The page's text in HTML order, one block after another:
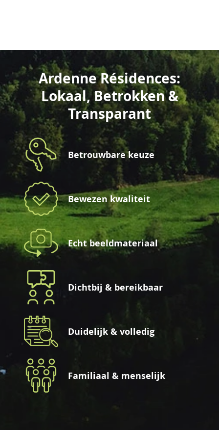
Ardenne Résidences:
Lokaal, Betrokken &
Transparant
Betrouwbare keuze
Bewezen kwaliteit
Echt beeldmateriaal
Dichtbij & bereikbaar
Duidelijk & volledig
Familiaal & menselijk